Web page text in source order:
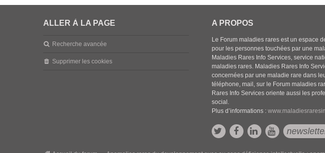
ALLER À LA PAGE
Recherche avancée
Supprimer les cookies
A PROPOS
Le Forum maladies rares est un espace
pour les personnes touchées par une
Maladies Rares Info Services, service
maladies rares. Maladies Rares Info
concernées par une maladie rare dans
téléphone, mail, sur le Forum maladies
Rares Info Services oriente aussi les
social.
Plus d’informations :